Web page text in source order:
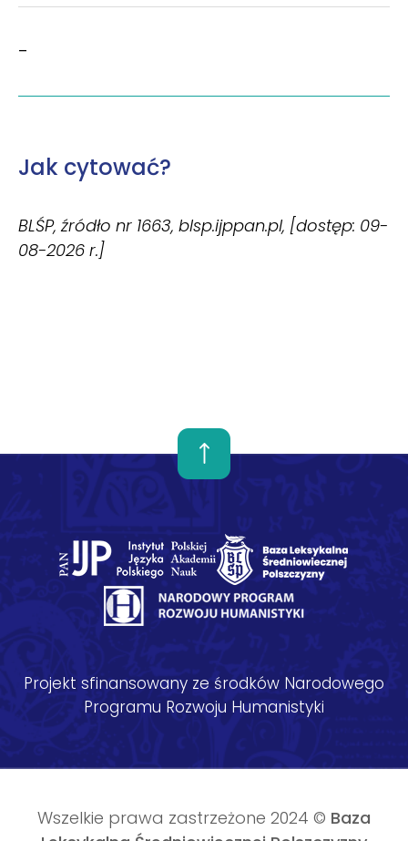
–
Jak cytować?
BLŚP, źródło nr 1663, blsp.ijppan.pl, [dostęp: 09-
08-2026 r.]
Projekt sfinansowany ze środków Narodowego
Programu Rozwoju Humanistyki
Wszelkie prawa zastrzeżone 2024 © Baza